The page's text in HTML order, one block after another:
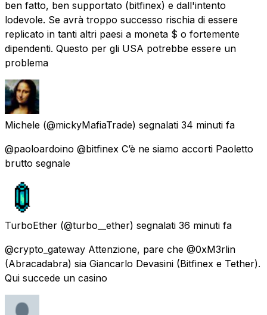
ben fatto, ben supportato (bitfinex) e dall'intento
lodevole. Se avrà troppo successo rischia di essere
replicato in tanti altri paesi a moneta $ o fortemente
dipendenti. Questo per gli USA potrebbe essere un
problema
Michele (@mickyMafiaTrade) segnalati 34 minuti fa
@paoloardoino @bitfinex C’è ne siamo accorti Paoletto
brutto segnale
TurboEther (@turbo__ether) segnalati 36 minuti fa
@crypto_gateway Attenzione, pare che @0xM3rlin
(Abracadabra) sia Giancarlo Devasini (Bitfinex e Tether).
Qui succede un casino